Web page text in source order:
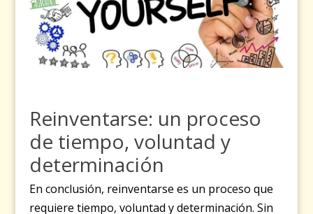
Reinventarse: un proceso
de tiempo, voluntad y
determinación
En conclusión, reinventarse es un proceso que
requiere tiempo, voluntad y determinación. Sin